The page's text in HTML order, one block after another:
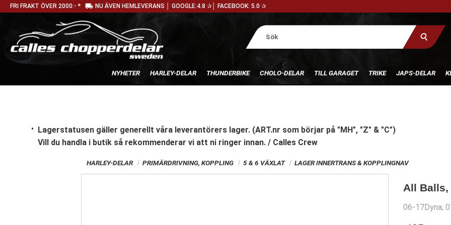
FRI FRAKT ÖVER 2000:- * local_shipping NU ÄVEN HEMLEVERANS │ GOOGLE:4.8 ✰│ FACEBOOK: 5.0 ✰
NYHETER HARLEY-DELAR THUNDERBIKE CHOLO-DELAR TILL GARAGET TRIKE JAPS-DELAR
Lagerstatusen gäller generellt våra leverantörers lager. (ART.nr som börjar på "MH", "Z" & "C")
Vill du handla i butik så rekommenderar vi att ni ringer innan. / Calles Crew
HARLEY-DELAR PRIMÄRDRIVNING, KOPPLING 5 & 6 VÄXLAT LAGER INNERTRANS & KOPPLINGNAV
All
06-17Dyna;